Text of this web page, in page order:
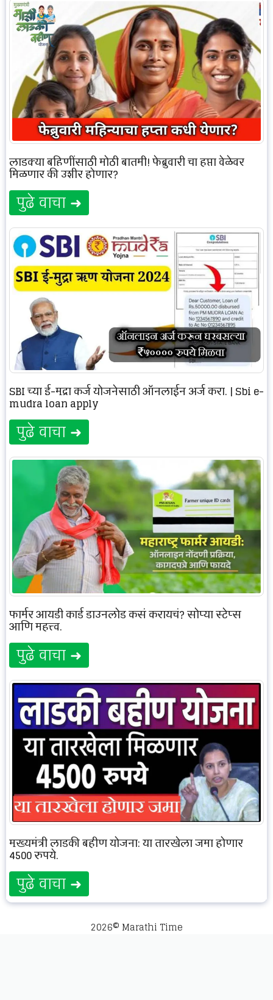
लाडक्या बहिणींसाठी मोठी बातमी! फेब्रुवारी चा हप्ता वेळेवर
मिळणार की उशीर होणार?
पुढे वाचा ➜
SBI च्या ई-मुद्रा कर्ज योजनेसाठी ऑनलाईन अर्ज करा. | Sbi e-
mudra loan apply
पुढे वाचा ➜
फार्मर आयडी कार्ड डाउनलोड कसं करायचं? सोप्या स्टेप्स
आणि महत्त्व.
पुढे वाचा ➜
मुख्यमंत्री लाडकी बहीण योजना: या तारखेला जमा होणार
4500 रुपये.
पुढे वाचा ➜
2026© Marathi Time